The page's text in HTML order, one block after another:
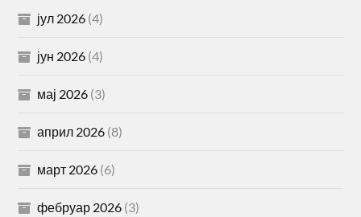
јул 2026 (4)
јун 2026 (4)
мај 2026 (3)
април 2026 (8)
март 2026 (6)
фебруар 2026 (3)